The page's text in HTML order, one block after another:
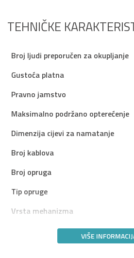
TEHNIČKE
Broj ljudi preporučen za okupljanje
Gustoća platna
Pravno jamstvo
Maksimalno podržano opterećenje
Dimenzija cijevi za namatanje
Broj kablova
Broj opruga
Tip opruge
Vrsta mehanizma
VIŠE